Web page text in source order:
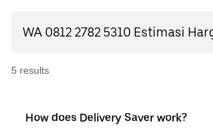
5 results
How does Delivery Saver work?